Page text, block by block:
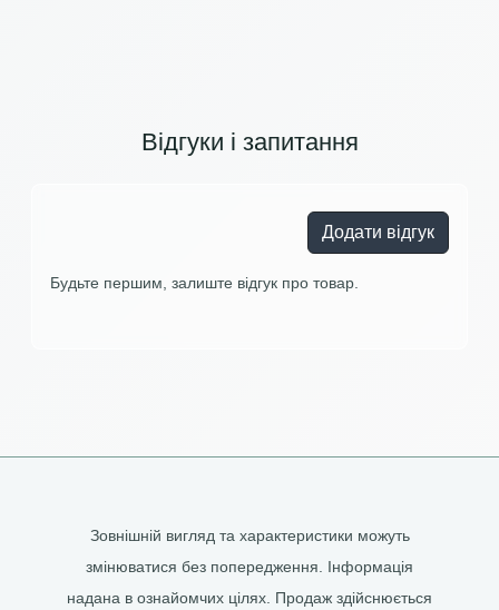
Відгуки і запитання
Додати відгук
Будьте першим, залиште відгук про товар.
Зовнішній вигляд та характеристики можуть
змінюватися без попередження. Інформація
надана в ознайомчих цілях. Продаж здійснюється